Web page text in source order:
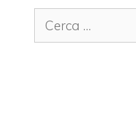
Ricerca
per: